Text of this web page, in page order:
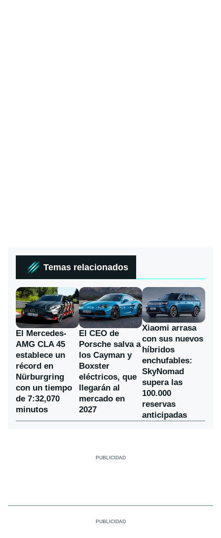
Temas relacionados
El Mercedes-
AMG CLA 45
establece un
récord en
Nürburgring
con un tiempo
de 7:32,070
minutos
El CEO de
Porsche salva a
los Cayman y
Boxster
eléctricos, que
llegarán al
mercado en
2027
Xiaomi arrasa
con sus nuevos
híbridos
enchufables:
SkyNomad
supera las
100.000
reservas
anticipadas